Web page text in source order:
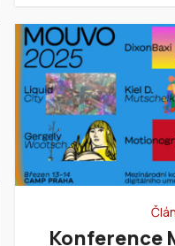
Konference